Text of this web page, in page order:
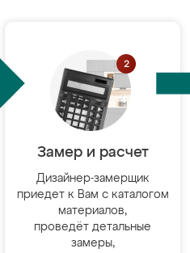
Замер и расчет
Дизайнер-замерщик
приедет к Вам с каталогом
материалов,
проведёт детальные
замеры,